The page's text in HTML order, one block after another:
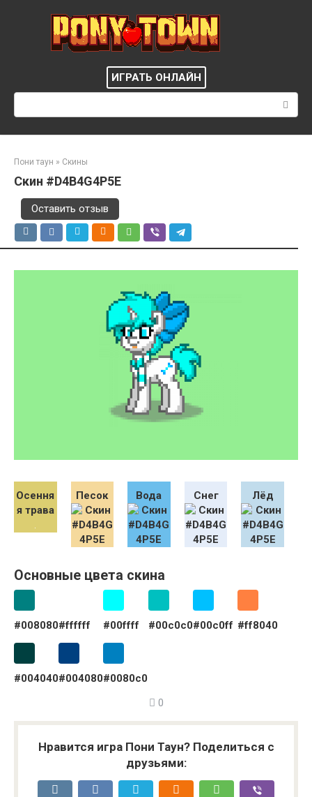
ИГРАТЬ ОНЛАЙН
Пони таун » Скины
Скин #D4B4G4P5E
Оставить отзыв
Осення
я трава
Песок Вода Снег Лёд
Основные цвета скина
#008080#ffffff #00ffff #00c0c0#00c0ff #ff8040
#004040#004080#0080c0
0
Нравится игра Пони Таун? Поделиться с
друзьями: